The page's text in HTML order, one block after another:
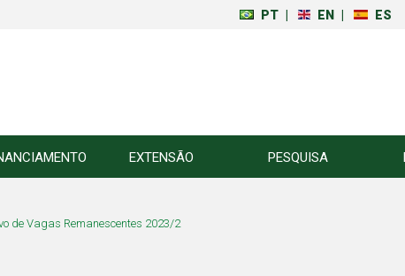
PT EN ES
EXTENSÃO PESQUISA
de Vagas Remanescentes 2023/2